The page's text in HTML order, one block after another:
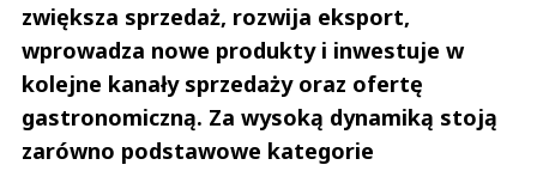
zwiększa sprzedaż, rozwija eksport,
wprowadza nowe produkty i inwestuje w
kolejne kanały sprzedaży oraz ofertę
gastronomiczną. Za wysoką dynamiką stoją
zarówno podstawowe kategorie